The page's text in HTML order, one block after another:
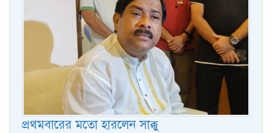
প্রথমবারের মতো হারলেন সাক্কু